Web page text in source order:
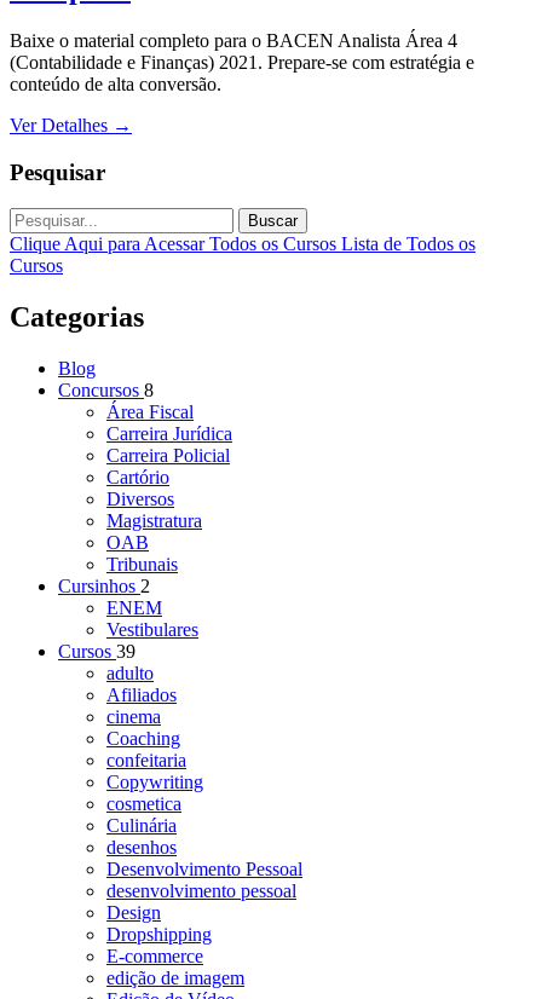
Baixe o material completo para o BACEN Analista Área 4
(Contabilidade e Finanças) 2021. Prepare-se com estratégia e
conteúdo de alta conversão.
Ver Detalhes →
Pesquisar
Buscar
Clique Aqui para Acessar Todos os Cursos Lista de Todos os
Cursos
Categorias
Blog
Concursos 8
Área Fiscal
Carreira Jurídica
Carreira Policial
Cartório
Diversos
Magistratura
OAB
Tribunais
Cursinhos 2
ENEM
Vestibulares
Cursos 39
adulto
Afiliados
cinema
Coaching
confeitaria
Copywriting
cosmetica
Culinária
desenhos
Desenvolvimento Pessoal
desenvolvimento pessoal
Design
Dropshipping
E-commerce
edição de imagem